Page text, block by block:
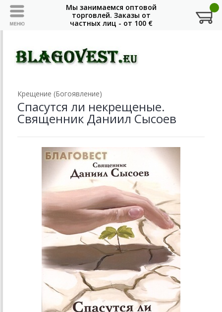
Крещение (Богоявление)
Спасутся ли некрещеные.
Священник Даниил Сысоев